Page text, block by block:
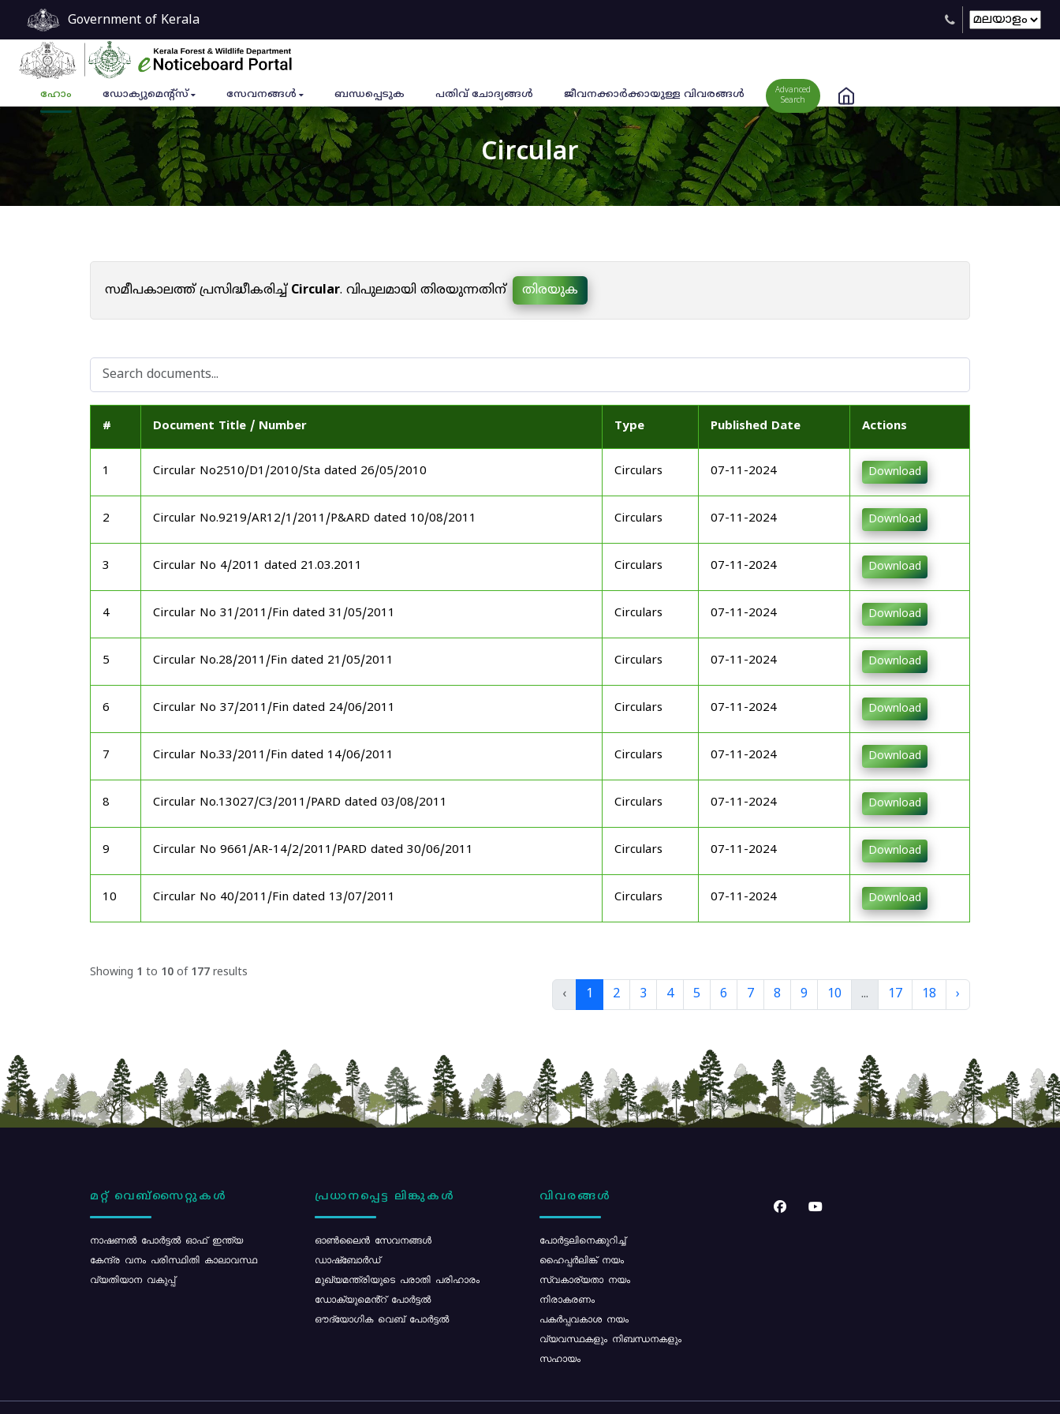
Government of Kerala
ഹോം ഡോക്യുമെൻ്റ്സ് സേവനങ്ങൾ ബന്ധപ്പെടുക പതിവ് ചോദ്യങ്ങൾ ജീവനക്കാര്‍ക്കായുള്ള വിവരങ്ങള്‍
Advanced
Search
Circular
സമീപകാലത്ത് പ്രസിദ്ധീകരിച്ച്Circular. വിപുലമായി തിരയുന്നതിന് തിരയുക
# Document Title / Number Type Published Date Actions
1 Circular No2510/D1/2010/Sta dated 26/05/2010 Circulars 07-11-2024 Download
2 Circular No.9219/AR12/1/2011/P&ARD dated 10/08/2011 Circulars 07-11-2024 Download
3 Circular No 4/2011 dated 21.03.2011 Circulars 07-11-2024 Download
4 Circular No 31/2011/Fin dated 31/05/2011 Circulars 07-11-2024 Download
5 Circular No.28/2011/Fin dated 21/05/2011 Circulars 07-11-2024 Download
6 Circular No 37/2011/Fin dated 24/06/2011 Circulars 07-11-2024 Download
7 Circular No.33/2011/Fin dated 14/06/2011 Circulars 07-11-2024 Download
8 Circular No.13027/C3/2011/PARD dated 03/08/2011 Circulars 07-11-2024 Download
9 Circular No 9661/AR-14/2/2011/PARD dated 30/06/2011 Circulars 07-11-2024 Download
10 Circular No 40/2011/Fin dated 13/07/2011 Circulars 07-11-2024 Download
Showing 1 to 10 of 177 results
‹ 1 2 3 4 5 6 7 8 9 10 ... 17 18 ›
മറ്റ് വെബ്സൈറ്റുകൾ
നാഷണൽ പോർട്ടൽ ഓഫ് ഇന്ത്യ
കേന്ദ്ര വനം പരിസ്ഥിതി കാലാവസ്ഥ
വ്യതിയാന വകുപ്പ്
പ്രധാനപ്പെട്ട ലിങ്കുകൾ
ഓൺലൈൻ സേവനങ്ങൾ
ഡാഷ്ബോർഡ്
മുഖ്യമന്ത്രിയുടെ പരാതി പരിഹാരം
ഡോക്യുമെൻ്റ് പോർട്ടൽ
ഔദ്യോഗിക വെബ് പോർട്ടൽ
വിവരങ്ങൾ
പോര്‍ട്ടലിനെക്കുറിച്ച്
ഹൈപ്പർലിങ്ക് നയം
സ്വകാര്യതാ നയം
നിരാകരണം
പകർപ്പവകാശ നയം
വ്യവസ്ഥകളും നിബന്ധനകളും
സഹായം